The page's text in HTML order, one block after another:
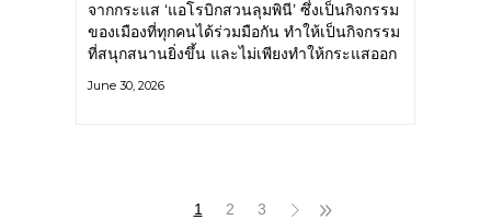
จากกระแส ‘แอโรบิกสวนลุมพินี’ ซึ่งเป็นกิจกรรม
ของเมืองที่ทุกคนได้ร่วมมือกัน ทำให้เป็นกิจกรรม
ที่สนุกสนานยิ่งขึ้น และไม่เพียงทำให้กระแสออก
กระจายไปยังหลายพื้นที่ของประเทศที่อยากออก
June 30, 2026
1 2 3